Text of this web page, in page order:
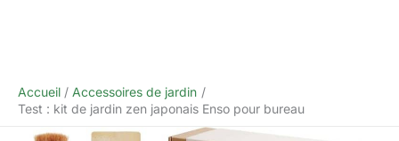
Accueil
Accessoires de jardin
Test : kit de jardin zen japonais Enso pour bureau